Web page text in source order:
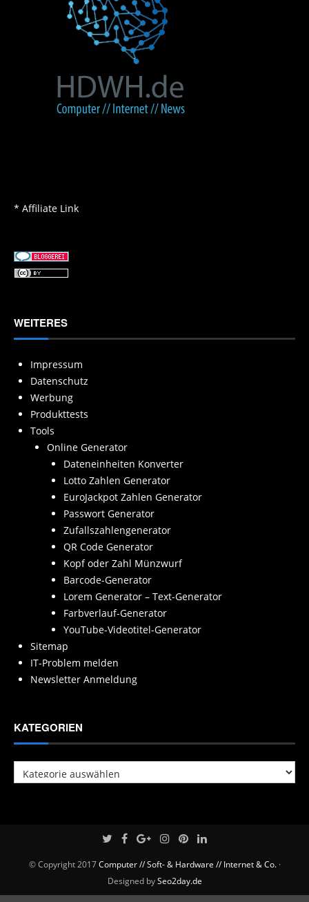
* Affiliate Link
WEITERES
Impressum
Datenschutz
Werbung
Produkttests
Tools
Online Generator
Dateneinheiten Konverter
Lotto Zahlen Generator
EuroJackpot Zahlen Generator
Passwort Generator
Zufallszahlengenerator
QR Code Generator
Kopf oder Zahl Münzwurf
Barcode-Generator
Lorem Generator – Text-Generator
Farbverlauf-Generator
YouTube-Videotitel-Generator
Sitemap
IT-Problem melden
Newsletter Anmeldung
KATEGORIEN
Kategorien
© Copyright 2017Computer // Soft- & Hardware // Internet & Co.·
Designed bySeo2day.de